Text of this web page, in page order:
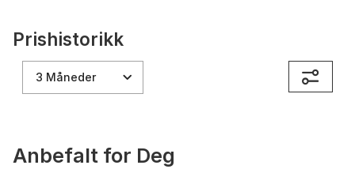
Prishistorikk
3 Måneder
Anbefalt for Deg